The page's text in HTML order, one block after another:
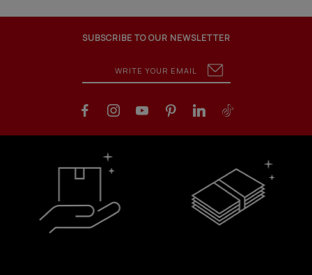
SUBSCRIBE TO OUR NEWSLETTER